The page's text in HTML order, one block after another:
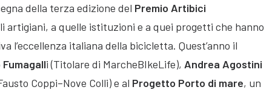
della terza edizione del Premio Artibici
artigiani, a quelle istituzioni e a quei progetti che hanno
l’eccellenza italiana della bicicletta. Quest’anno il
Fumagalli (Titolare di MarcheBIkeLife), Andrea Agostini
Coppi–Nove Colli) e al Progetto Porto di mare, un